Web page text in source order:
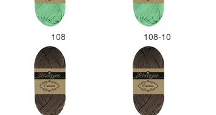
108 108-10